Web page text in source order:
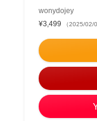
wonydojey
¥3,499
（2025/02/